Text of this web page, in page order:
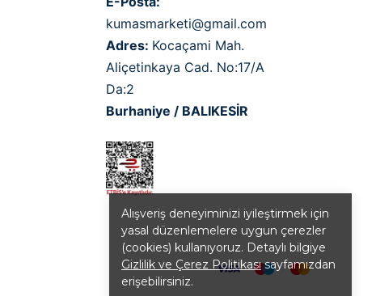
Alışveriş deneyiminizi iyileştirmek için
yasal düzenlemelere uygun çerezler
(cookies) kullanıyoruz. Detaylı bilgiye
Gizlilik ve Çerez Politikasısayfamızdan
erişebilirsiniz.
kumasmarketi@gmail.com
Adres: Kocaçami Mah.
Aliçetinkaya Cad. No:17/A
Da:2
Burhaniye / BALIKESİR